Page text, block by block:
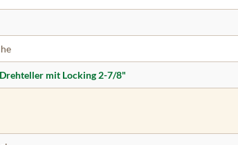
mit Locking 2-7/8"